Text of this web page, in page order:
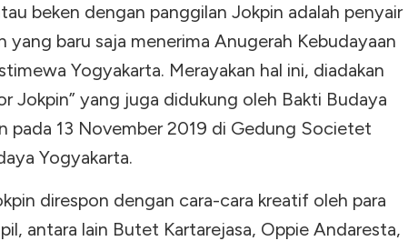
beken dengan panggilan Jokpin adalah penyair
yang baru saja menerima Anugerah Kebudayaan
Yogyakarta. Merayakan hal ini, diadakan
Jokpin” yang juga didukung oleh Bakti Budaya
pada 13 November 2019 di Gedung Societet
Yogyakarta.
direspon dengan cara-cara kreatif oleh para
antara lain Butet Kartarejasa, Oppie Andaresta,